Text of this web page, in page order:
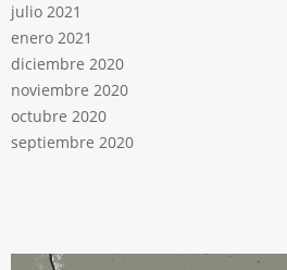
julio 2021
enero 2021
diciembre 2020
noviembre 2020
octubre 2020
septiembre 2020